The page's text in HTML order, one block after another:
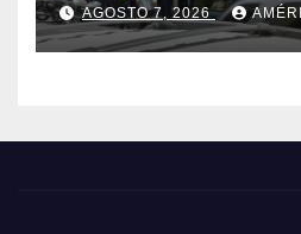
AGOSTO 7, 2026